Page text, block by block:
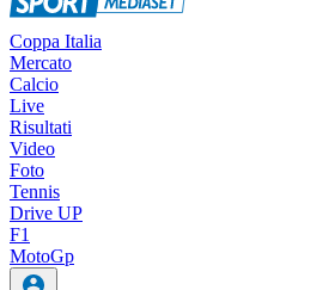
Coppa Italia
Mercato
Calcio
Live
Risultati
Video
Foto
Tennis
Drive UP
F1
MotoGp